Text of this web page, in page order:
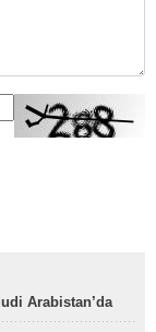
Arabistan’da